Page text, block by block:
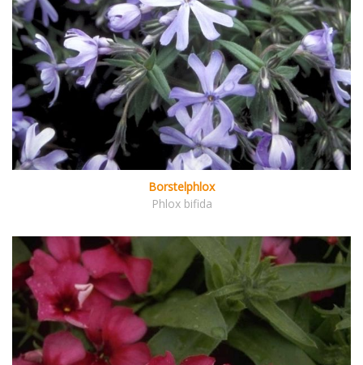
Borstelphlox
Phlox bifida